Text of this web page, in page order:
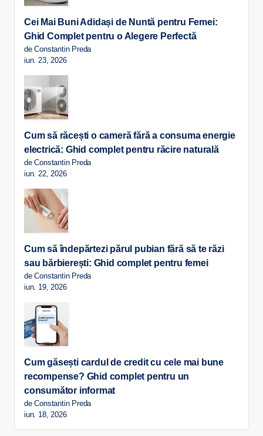
Cei Mai Buni Adidași de Nuntă pentru Femei:
Ghid Complet pentru o Alegere Perfectă
de Constantin Preda
iun. 23, 2026
Cum să răcești o cameră fără a consuma energie
electrică: Ghid complet pentru răcire naturală
de Constantin Preda
iun. 22, 2026
Cum să îndepărtezi părul pubian fără să te răzi
sau bărbierești: Ghid complet pentru femei
de Constantin Preda
iun. 19, 2026
Cum găsești cardul de credit cu cele mai bune
recompense? Ghid complet pentru un
consumător informat
de Constantin Preda
iun. 18, 2026